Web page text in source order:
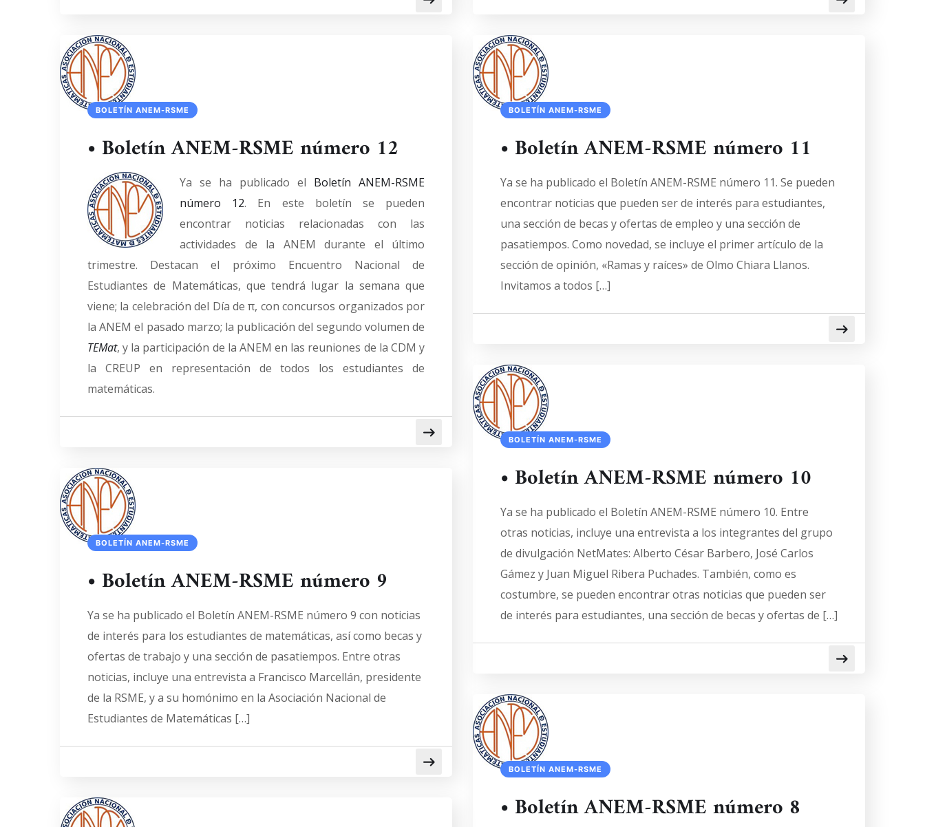
BOLETÍN ANEM-RSME
• Boletín ANEM-RSME número 12
Ya se ha publicado el Boletín ANEM-RSME
número 12. En este boletín se pueden
encontrar noticias relacionadas con las
actividades de la ANEM durante el último
trimestre. Destacan el próximo Encuentro Nacional de
Estudiantes de Matemáticas, que tendrá lugar la semana que
viene; la celebración del Día de π, con concursos organizados por
la ANEM el pasado marzo; la publicación del segundo volumen de
TEMat, y la participación de la ANEM en las reuniones de la CDM y
la CREUP en representación de todos los estudiantes de
matemáticas.
BOLETÍN ANEM-RSME
• Boletín ANEM-RSME número 11
Ya se ha publicado el Boletín ANEM-RSME número 11. Se pueden
encontrar noticias que pueden ser de interés para estudiantes,
una sección de becas y ofertas de empleo y una sección de
pasatiempos. Como novedad, se incluye el primer artículo de la
sección de opinión, «Ramas y raíces» de Olmo Chiara Llanos.
Invitamos a todos […]
BOLETÍN ANEM-RSME
• Boletín ANEM-RSME número 10
Ya se ha publicado el Boletín ANEM-RSME número 10. Entre
otras noticias, incluye una entrevista a los integrantes del grupo
de divulgación NetMates: Alberto César Barbero, José Carlos
Gámez y Juan Miguel Ribera Puchades. También, como es
costumbre, se pueden encontrar otras noticias que pueden ser
de interés para estudiantes, una sección de becas y ofertas de […]
BOLETÍN ANEM-RSME
• Boletín ANEM-RSME número 9
Ya se ha publicado el Boletín ANEM-RSME número 9 con noticias
de interés para los estudiantes de matemáticas, así como becas y
ofertas de trabajo y una sección de pasatiempos. Entre otras
noticias, incluye una entrevista a Francisco Marcellán, presidente
de la RSME, y a su homónimo en la Asociación Nacional de
Estudiantes de Matemáticas […]
BOLETÍN ANEM-RSME
• Boletín ANEM-RSME número 8